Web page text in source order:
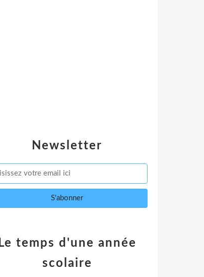
Newsletter
Le temps d'une année
scolaire